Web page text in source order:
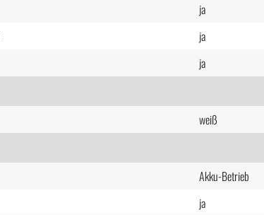
ja
ja
ja
weiß
Akku-Betrieb
ja